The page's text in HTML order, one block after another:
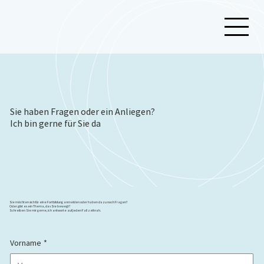
Sie haben Fragen oder ein Anliegen?
Ich bin gerne für Sie da
Sie möchten sich für eine Fortbildung anmelden oder haben dazu noch Fragen?
Oder gibt es ein Thema, das Sie bewegt?
Schreiben Sie mir gerne, ich antworte auf jeden Fall zeitnah.
Vorname *